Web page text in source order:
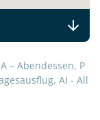
– Abendessen, P
AI - All